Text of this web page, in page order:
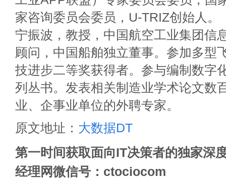
家咨询委员会委员，U-TRIZ创始人。
宁振波，教授，中国航空工业集团信
顾问，中国船舶独立董事。参加多型
技进步二等奖获得者。参与编制数字
列丛书。发表相关制造业学术论文数
业、企事业单位的外聘专家。
原文地址： 大数据DT
第一时间获取面向IT决策者的独家深
经理网微信号：ctociocom